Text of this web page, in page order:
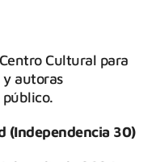
Cultural para
autoras
público.
(Independencia 30)